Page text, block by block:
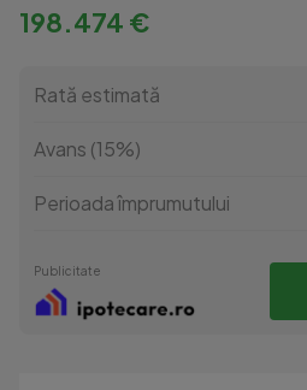
198.474 €
Rată estimată
Avans (15%)
Perioada împrumutului
Publicitate